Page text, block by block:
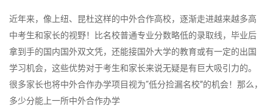
近年来，像上纽、昆杜这样的中外合作高校，逐渐走进越来越多高
中考生和家长的视野！比名校普通专业分数略低的录取线，毕业后
拿到手的国内国外双文凭，还能接国外大学的教育或有一定的出国
学习机会，这些优势对于考生和家长来说无疑是有巨大吸引力的。
很多家长也将中外合作办学项目视为“低分捡漏名校”的机会！那么，
多少分能上一所中外合作办学